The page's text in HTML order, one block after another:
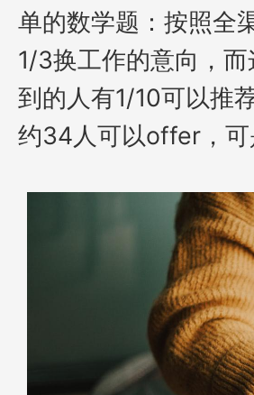
单的数学题：按照全
1/3换工作的意向，而
到的人有1/10可以推
约34人可以offer ，